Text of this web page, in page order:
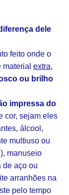
dele
feito onde o
extra,
ou brilho
impressa do
cor, sejam eles
álcool,
multiuso ou
manuseio
de aço ou
arranhões na
pelo tempo